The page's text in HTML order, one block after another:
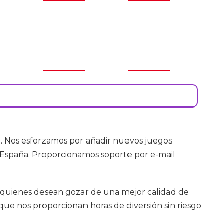
esforzamos por añadir nuevos juegos
Proporcionamos soporte por e-mail
desean gozar de una mejor calidad de
nos proporcionan horas de diversión sin riesgo